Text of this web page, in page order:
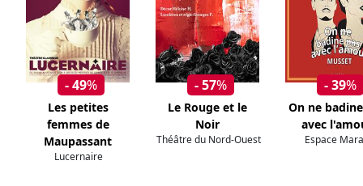
- 49%
Les petites
femmes de
Maupassant
Lucernaire
- 57%
Le Rouge et le
Noir
Théâtre du Nord-Ouest
- 39%
On ne
avec
Espace